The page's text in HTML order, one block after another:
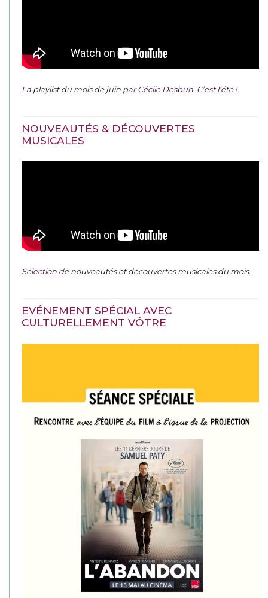
La playlist du mois de juin par Cécile Desbun. C’est l’été !
NOUVEAUTÉS & DÉCOUVERTES
MUSICALES
Sélection denouveautés et découvertes musicales du mois.
EVÉNEMENT SPÉCIAL AVEC
CULTURELLEMENT VÔTRE